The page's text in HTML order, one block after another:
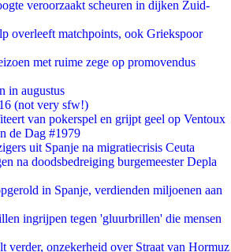
veroorzaakt scheuren in dijken Zuid-
overleeft matchpoints, ook Griekspoor
met ruime zege op promovendus
in augustus
(not very sfw!)
van pokerspel en grijpt geel op Ventoux
de Dag #1979
uit Spanje na migratiecrisis Ceuta
na doodsbedreiging burgemeester Depla
in Spanje, verdienden miljoenen aan
ingrijpen tegen 'gluurbrillen' die mensen
verder, onzekerheid over Straat van Hormuz